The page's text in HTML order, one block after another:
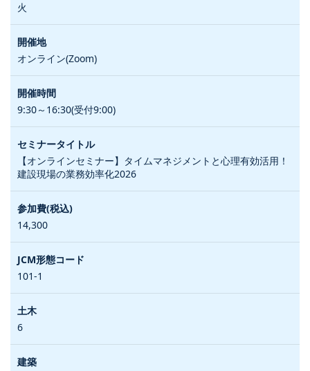
火
オンライン(Zoom)
9:30～16:30(受付9:00)
【オンラインセミナー】タイムマネジメントと心理有効活用！
建設現場の業務効率化2026
14,300
101-1
6